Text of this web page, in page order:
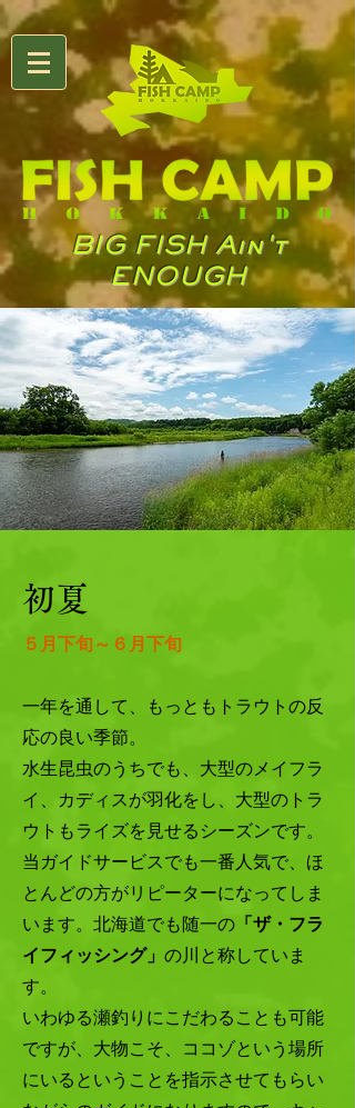
BIG FISH Ain't
ENOUGH
初夏
５月下旬～６月下旬
一年を通して、もっともトラウトの反
応の良い季節。
水生昆虫のうちでも、大型のメイフラ
イ、カディスが羽化をし、大型のトラ
ウトもライズを見せるシーズンです。
当ガイドサービスでも一番人気で、ほ
とんどの方がリピーターになってしま
います。北海道でも随一の 「ザ・フラ
イフィッシング」 の川と称していま
す。
いわゆる瀬釣りにこだわることも可能
ですが、大物こそ、ココゾという場所
にいるということを指示させてもらい